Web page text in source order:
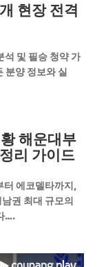
현장 전격
석 및 필승 청약 가
분양 정보와 실
해운대부
리 가이드
에코델타까지,
권 최대 규모의
….